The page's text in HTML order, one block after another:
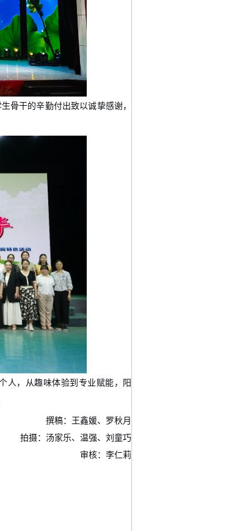
骨干的辛勤付出致以诚挚感谢，
人 ，从趣味体验到 专业赋能 ，阳
撰稿：王鑫媛、罗秋月
拍摄：汤家乐、温强、刘童巧
审核：李仁莉